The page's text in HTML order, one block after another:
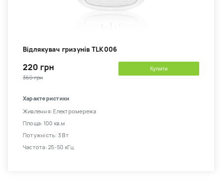
Відлякувач гризунів TLK006
220 грн
360 грн
Купити
Характеристики
Живлення: Електромережа
Площа: 100 кв.м
Потужність: 3 Вт
Частота: 25-50 кГц